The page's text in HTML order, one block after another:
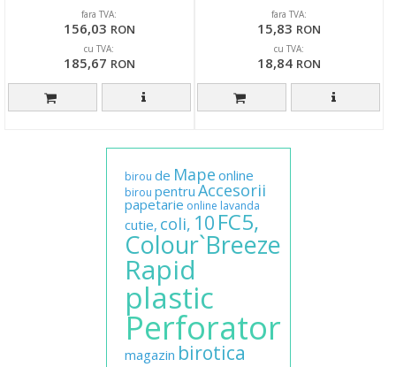
fara TVA:
156,03 RON
cu TVA:
185,67 RON
fara TVA:
15,83 RON
cu TVA:
18,84 RON
birou de Mape online
birou pentru Accesorii
papetarie online lavanda
cutie, coli, 10 FC5,
Colour`Breeze
Rapid
plastic
Perforator
magazin birotica